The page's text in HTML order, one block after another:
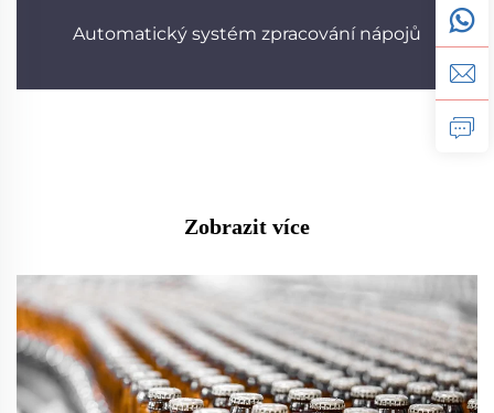
Automatický systém zpracování nápojů
Zobrazit více